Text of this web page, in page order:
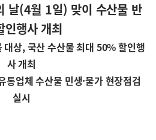
날(4월 1일) 맞이 수산물 반
인행사 개최
대상, 국산 수산물 최대 50% 할인행
사 개최
통업체 수산물 민생·물가 현장점검
실시